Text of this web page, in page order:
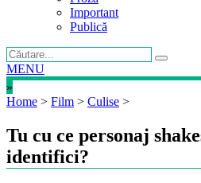
Important
Publică
MENU
»
Home > Film > Culise >
Tu cu ce personaj
identifici?